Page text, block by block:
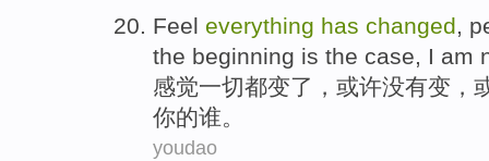
Feel everything has changed,
the beginning is the case, I am
感觉一切都变了， 或许没有变，
你的谁。
youdao